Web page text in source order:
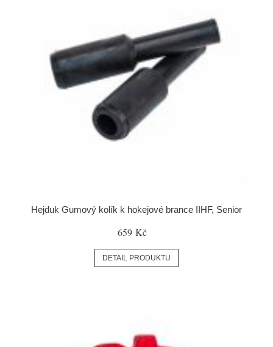
Hejduk Gumový kolík k hokejové brance IIHF, Senior
659 Kč
DETAIL PRODUKTU